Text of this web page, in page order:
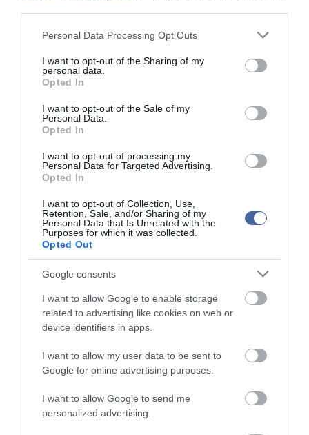
Please note that this website/app uses one or more Google
not limited to your visit or usage behaviour. You may click to
grant or deny consent to Google and its third-party tags to
use your data for below specified purposes in below Google
consent section.
Personal Data Processing Opt Outs
I want to opt-out of the Sharing of my
personal data.
Opted In
I want to opt-out of the Sale of my
Personal Data.
Opted In
I want to opt-out of processing my
Personal Data for Targeted Advertising.
Opted In
I want to opt-out of Collection, Use,
Retention, Sale, and/or Sharing of my
Personal Data that Is Unrelated with the
Purposes for which it was collected.
Opted Out
Google consents
I want to allow Google to enable storage
related to advertising like cookies on web or
device identifiers in apps.
I want to allow my user data to be sent to
Google for online advertising purposes.
I want to allow Google to send me
personalized advertising.
Coleridge és John Keats verseiben is feltűnik a madár.
A rádió hőskorában, Angliában, a BBC közvetített egy szabadtéri
koncertet, ahol Beatrice Harrison csellóművész a kertjében duettet
játszott az ott éneklő fülemülékkel 1924 májusában. A kísérlet
akkora közönségsikert aratott, hogy a rádióközvetítést a
megismételték - idézte fel az MME.
Az egyesület honlapján részletezi azt is, hogyan zajlik a program.
csoportok folyamatosan indulnak a madarász vezetőkkel. Ott, ahol
madárgyűrűzés is zajlik, óránkénti hálóellenőrzések, majd a
madarak jelölése és kézben fotózási lehetőség színesíti a
Bár a rendezvény fő attrakcióját a fülemülék jelentik, a májusi
estéken több más madárfaj - rigók, vörösbegy, poszáták -
képviselői is énekelnek, majd amikor az esti szürkülettel a többi
madár elhallgat, rázendítenek a fülemülék. A program a sötétség
beálltával zárul, mert ilyenkor a fülemülék néhány órára
folytathassák szerenádjukat - részletezi az MME.
Figyelem! A cikkhez hozzáfűzött hozzászólások nem ama.hu
kommenteket nem tudja befolyásolni - azok az olvasók személyes véleményét
tartalmazzák.
Kérjük, kulturáltan, mások személyiségi jogainak és jó hírnevének tiszteletben